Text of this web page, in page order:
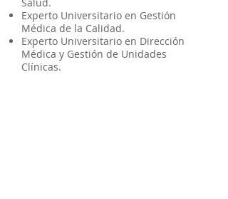
Experto Universitario en Gestión
Médica de la Calidad.
Experto Universitario en Dirección
Médica y Gestión de Unidades
Clínicas.